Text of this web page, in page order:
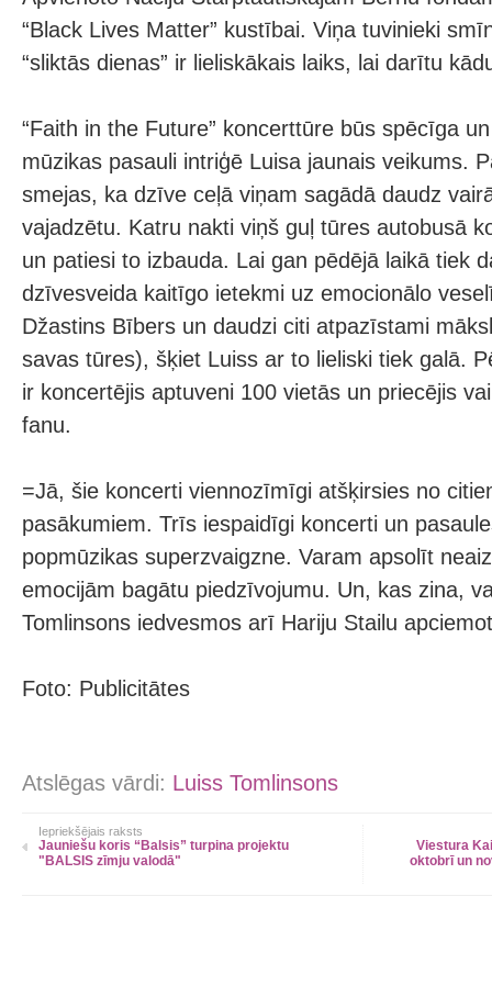
“Black Lives Matter” kustībai. Viņa tuvinieki
“sliktās dienas” ir lieliskākais laiks, lai darītu
“Faith in the Future” koncerttūre būs spēcīga
mūzikas pasauli intriģē Luisa jaunais veikums.
smejas, ka dzīve ceļā viņam sagādā daudz
vajadzētu. Katru nakti viņš guļ tūres autobusā
un patiesi to izbauda. Lai gan pēdējā laikā tiek
dzīvesveida kaitīgo ietekmi uz emocionālo
Džastins Bībers un daudzi citi atpazīstami
savas tūres), šķiet Luiss ar to lieliski tiek galā.
ir koncertējis aptuveni 100 vietās un priecējis
fanu.
=Jā, šie koncerti viennozīmīgi atšķirsies no
pasākumiem. Trīs iespaidīgi koncerti un
popmūzikas superzvaigzne. Varam apsolīt
emocijām bagātu piedzīvojumu. Un, kas zina,
Tomlinsons iedvesmos arī Hariju Stailu
Foto: Publicitātes
Atslēgas vārdi: Luiss Tomlinsons
Iepriekšējais raksts
Jauniešu koris “Balsis” turpina projektu
"BALSIS zīmju valodā"
Viestura
oktobrī un